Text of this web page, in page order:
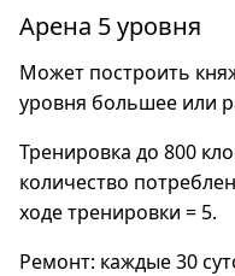
Арена 5 уровня
Может построить
уровня большее или
Тренировка до 800
количество
ходе тренировки = 5.
Ремонт: каждые 30